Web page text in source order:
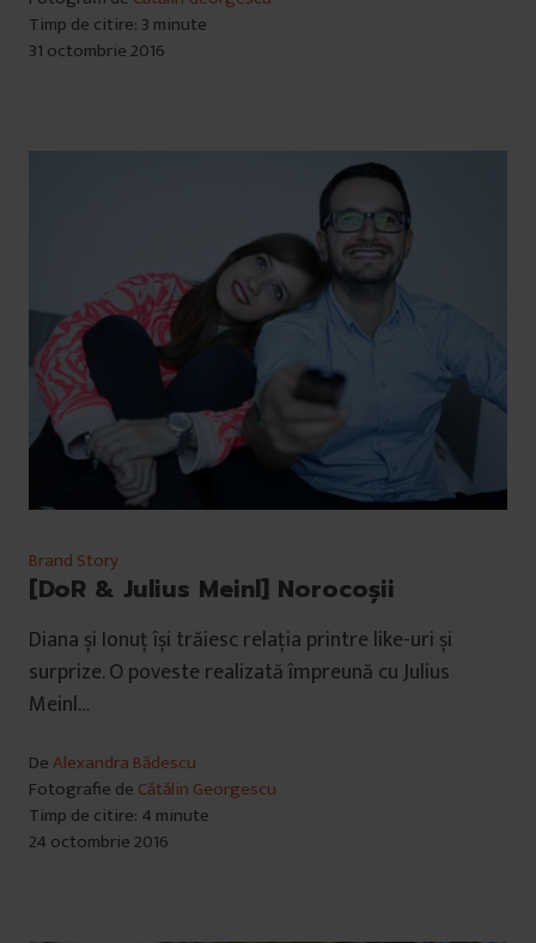
Timp de citire: 3 minute
31 octombrie 2016
Brand Story
[DoR & Julius Meinl] Norocoșii
Diana și Ionuț își trăiesc relația printre like-uri și
surprize. O poveste realizată împreună cu Julius
Meinl…
DeAlexandra Bădescu
Fotografie de Cătălin Georgescu
Timp de citire: 4 minute
24 octombrie 2016